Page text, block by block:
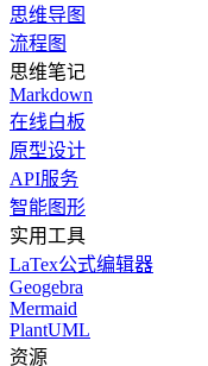
思维导图
流程图
思维笔记
Markdown
在线白板
原型设计
API服务
智能图形
实用工具
LaTex公式编辑器
Geogebra
Mermaid
PlantUML
资源